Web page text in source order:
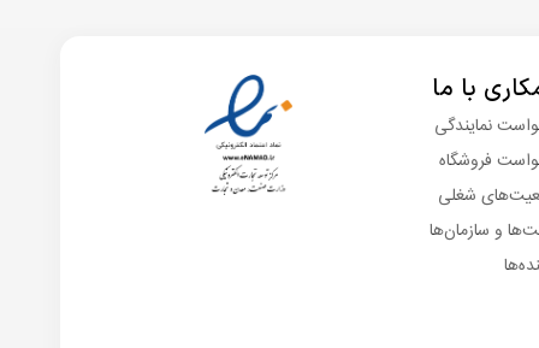
با ما
نمایندگی
فروشگاه
شغلی
و سازمان‌ها